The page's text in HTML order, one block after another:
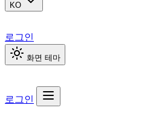
KO
로그인
화면 테마
로그인